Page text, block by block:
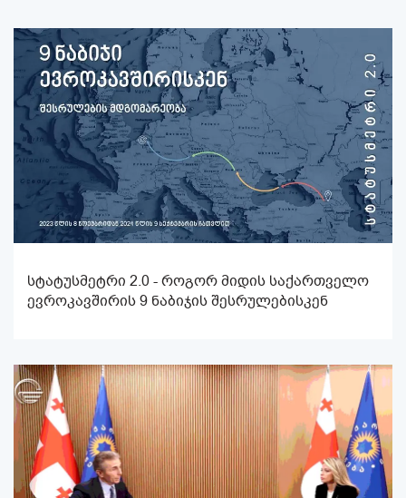
სტატუსმეტრი 2.0 - როგორ მიდის საქართველო
ევროკავშირის 9 ნაბიჯის შესრულებისკენ